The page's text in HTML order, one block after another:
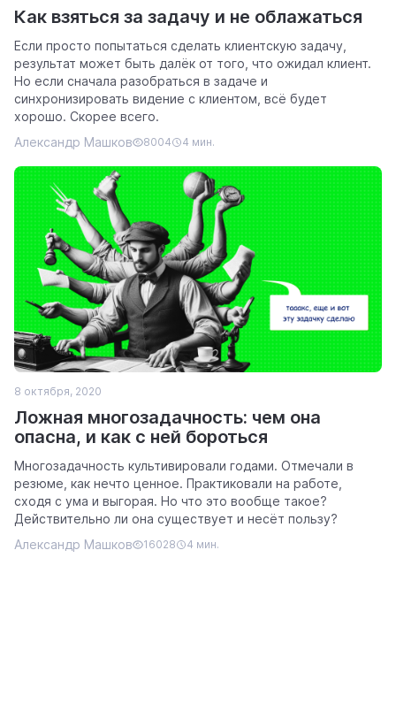
Как взяться за задачу и не облажаться
Если просто попытаться сделать клиентскую задачу,
результат может быть далёк от того, что ожидал клиент.
Но если сначала разобраться в задаче и
синхронизировать видение с клиентом, всё будет
хорошо. Скорее всего.
Александр Машков
8004 4 мин.
8 октября, 2020
Ложная многозадачность: чем она
опасна, и как с ней бороться
Многозадачность культивировали годами. Отмечали в
резюме, как нечто ценное. Практиковали на работе,
сходя с ума и выгорая. Но что это вообще такое?
Действительно ли она существует и несёт пользу?
Александр Машков
16028 4 мин.